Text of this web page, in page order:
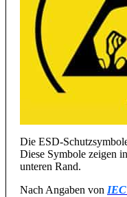
Die ESD-
Diese Symbole zeigen
unteren Rand.
Nach Angaben von IEC